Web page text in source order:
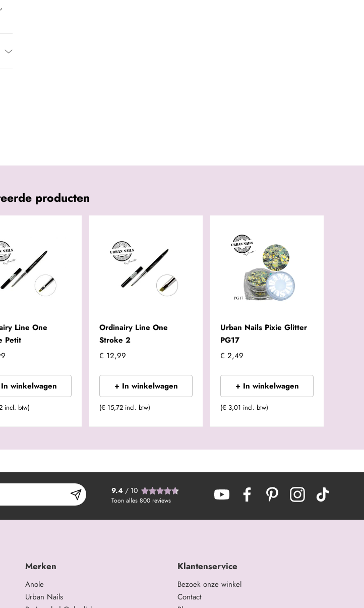
producten
Line One
Petit
winkelwagen
incl. btw)
Ordinairy Line One
Stroke 2
€ 12,99
+ In winkelwagen
(€ 15,72 incl. btw)
Urban Nails Pixie Glitter
PG17
€ 2,49
+ In winkelwagen
(€ 3,01 incl. btw)
9.4/ 10
Toon alles 800 reviews
Merken
Anole
Urban Nails
Klantenservice
Bezoek onze winkel
Contact